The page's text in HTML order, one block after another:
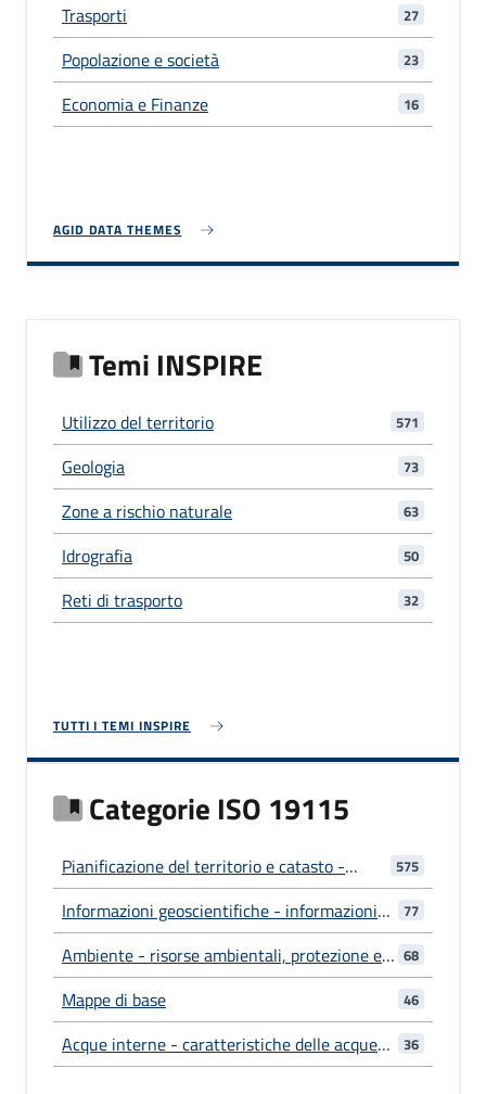
Trasporti 27
Popolazione e società 23
Economia e Finanze 16
AGID DATA THEMES
Temi INSPIRE
Utilizzo del territorio 571
Geologia 73
Zone a rischio naturale 63
Idrografia 50
Reti di trasporto 32
TUTTI I TEMI INSPIRE
Categorie ISO 19115
Pianificazione del territorio e catasto -
informazioni utilizzate per azioni adeguate
per il futuro utilizzo del territorio
575
Informazioni geoscientifiche - informazioni
relative alle scienze della Terra
77
Ambiente - risorse ambientali, protezione e
conservazione
68
Mappe di base 46
Acque interne - caratteristiche delle acque
interne, sistemi di drenaggio e loro
36